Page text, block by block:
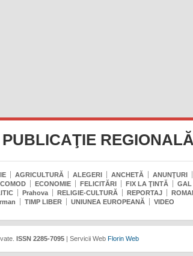
AGRICULTURĂ ALEGERI ANCHETĂ ANUNŢURI
ECONOMIE FELICITĂRI FIX LA ŢINTĂ GAL
Prahova RELIGIE-CULTURĂ REPORTAJ
TIMP LIBER UNIUNEA EUROPEANĂ VIDEO
ISSN 2285-7095 | Servicii Web Florin Web